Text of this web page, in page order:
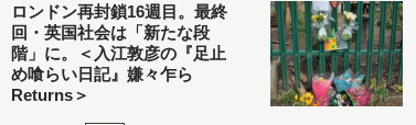
ロンドン再封鎖16週目。最終
回・英国社会は「新たな段
階」に。＜入江敦彦の『足止
め喰らい日記』嫌々乍ら
Returns＞